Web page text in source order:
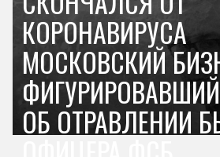
КОРОНАВИРУСА
МОСКОВСКИЙ
ОБ ОТРАВЛЕНИИ